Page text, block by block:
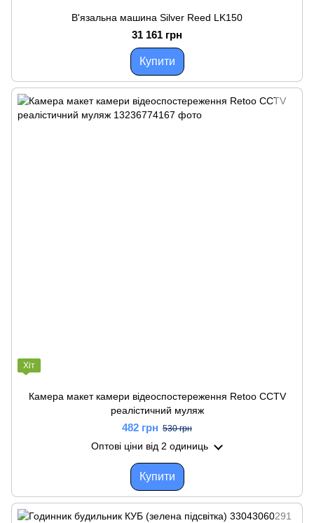
В'язальна машина Silver Reed LK150
31 161 грн
Купити
Хіт
Камера макет камери відеоспостереження Retoo CCTV
реалістичний муляж
482 грн 530 грн
Оптові ціни від 2 одиниць
Купити